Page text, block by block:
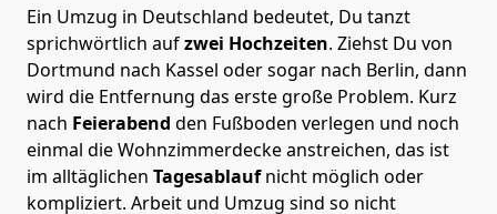
Ein Umzug in Deutschland bedeutet, Du tanzt
sprichwörtlich aufzwei Hochzeiten. Ziehst Du von
Dortmund nach Kassel oder sogar nach Berlin, dann
wird die Entfernung das erste große Problem. Kurz
nach Feierabend den Fußboden verlegen und noch
einmal die Wohnzimmerdecke anstreichen, das ist
im alltäglichen Tagesablaufnicht möglich oder
kompliziert. Arbeit und Umzug sind so nicht